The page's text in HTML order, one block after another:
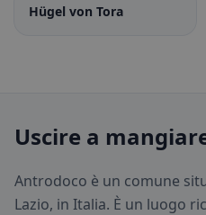
Hügel von Tora
Uscire a
Antrodoco è un comune
Lazio, in Italia. È un luogo